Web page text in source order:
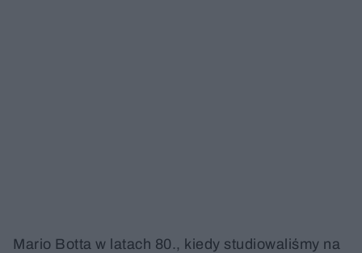
Mario Botta w latach 80., kiedy studiowaliśmy na